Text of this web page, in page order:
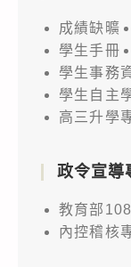
成績缺曠
學生手冊
學生事務
學生自主
高三升學
政令宣導
教育部
內控稽核